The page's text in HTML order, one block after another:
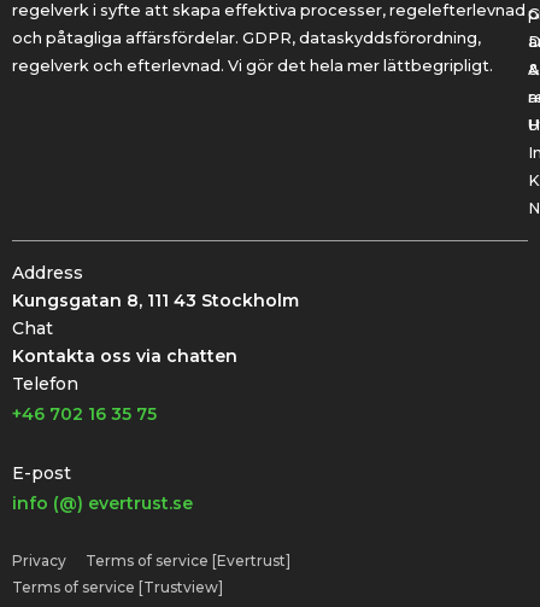
regelverk i syfte att skapa effektiva processer, regelefterlevnad
och påtagliga affärsfördelar. GDPR, dataskyddsförordning,
regelverk och efterlevnad. Vi gör det hela mer lättbegripligt.
&
Address
Kungsgatan 8, 111 43 Stockholm
Chat
Kontakta oss via chatten
Telefon
+46 702 16 35 75
E-post
info (@) evertrust.se
Privacy
Terms of service [Evertrust]
Terms of service [Trustview]